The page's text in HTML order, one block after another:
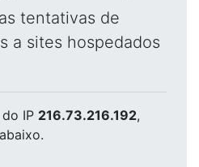
tentativas de
a sites hospedados
do IP 216.73.216.192,